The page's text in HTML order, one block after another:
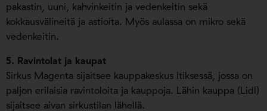
pakastin, uuni, kahvinkeitin ja vedenkeitin sekä
kokkausvälineitä ja astioita. Myös aulassa on mikro sekä
vedenkeitin.
5. Ravintolat ja kaupat
Sirkus Magenta sijaitsee kauppakeskus Itiksessä, jossa on
paljon erilaisia ravintoloita ja kauppoja. Lähin kauppa (Lidl)
sijaitsee aivan sirkustilan lähellä.